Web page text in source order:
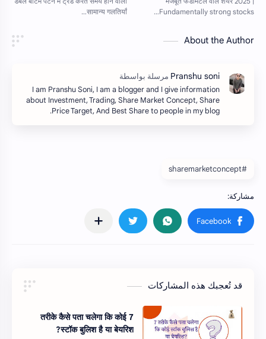
About the Author
I am Pranshu Soni, I am a blogger and I give information
about Investment, Trading, Share Market Concept, Share
Price Target, And Best Share to people in my blog.
#sharemarketconcept
قد تُعجبك هذه المشاركات
7 तरीके कैसे पता चलेगा कि कोई
स्टॉक बुलिश है या बेयरिश?